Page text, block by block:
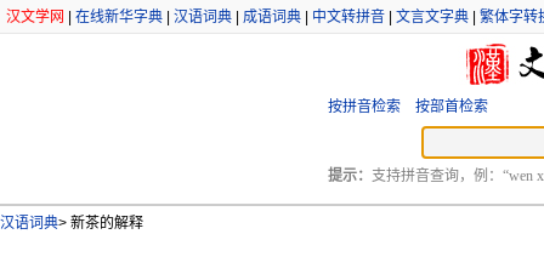
汉文学网 在线新华字典 汉语词典 成语词典 中文转拼音 文言文字典 繁体字转
按拼音检索 按部首检索
提示： 支持拼音查询，例：“wen
汉语词典> 新茶的解释